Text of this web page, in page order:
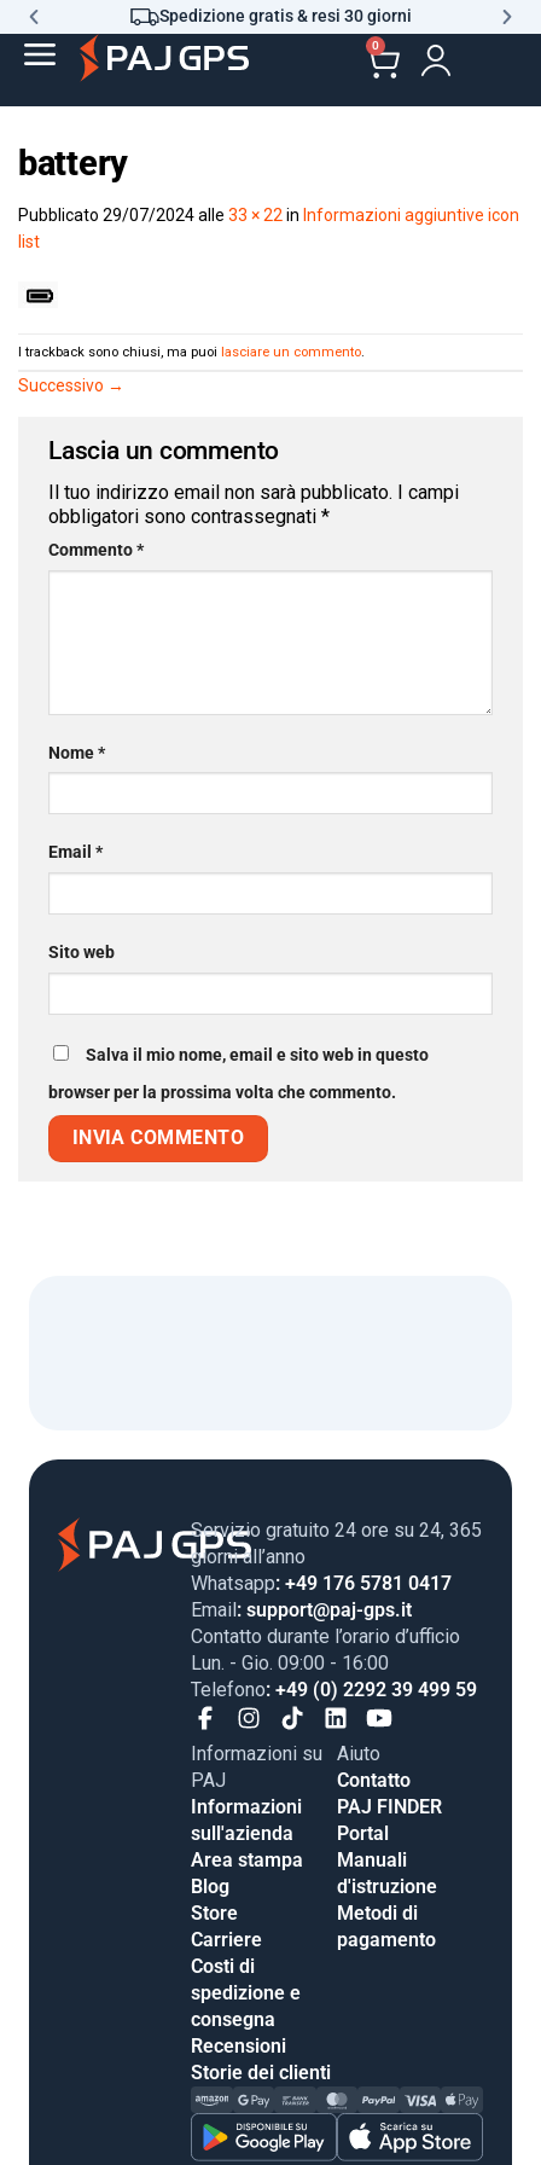
Spedizione gratis & resi 30 giorni
0
battery
Pubblicato 29/07/2024alle 33 × 22 in Informazioni aggiuntive icon
list
I trackback sono chiusi, ma puoi lasciare un commento.
Successivo →
Lascia un commento
Il tuo indirizzo email non sarà pubblicato. I campi
obbligatori sono contrassegnati *
Commento*
Nome*
Email *
Sito web
Salva il mio nome, email e sito web in questo
browser per la prossima volta che commento.
Servizio gratuito 24 ore su 24, 365
giorni all’anno
Whatsapp: +49 176 5781 0417
Email: support@paj-gps.it
Contatto durante l’orario d’ufficio
Lun. - Gio. 09:00 - 16:00
Telefono: +49 (0) 2292 39 499 59
Informazioni su
PAJ
Informazioni
sull'azienda
Area stampa
Blog
Store
Carriere
Costi di
spedizione e
consegna
Recensioni
Storie dei clienti
Aiuto
Contatto
PAJ FINDER
Portal
Manuali
d'istruzione
Metodi di
pagamento